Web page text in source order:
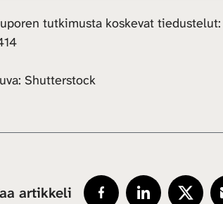
tutkimusta koskevat
Shutterstock
artikkeli